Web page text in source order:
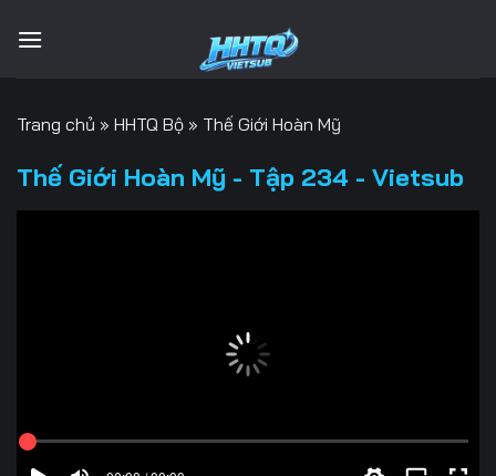
qua
Trang chủ » HHTQ Bộ » Thế Giới Hoàn Mỹ
Thế Giới Hoàn Mỹ - Tập 234 - Vietsub